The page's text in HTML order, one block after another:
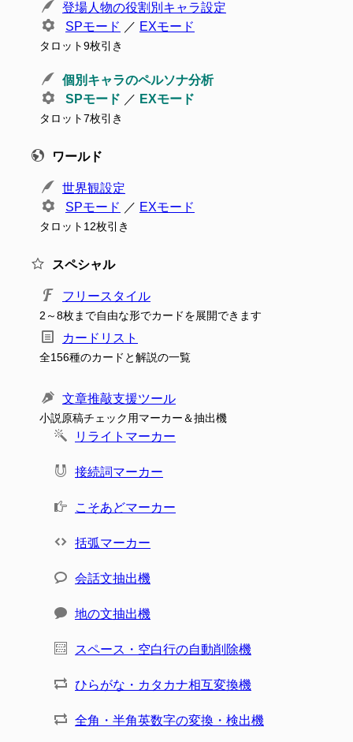
登場人物の役割別キャラ設定
SPモード ／ EXモード
タロット9枚引き
個別キャラのペルソナ分析
SPモード ／ EXモード
タロット7枚引き
ワールド
世界観設定
SPモード ／ EXモード
タロット12枚引き
スペシャル
フリースタイル
2～8枚まで自由な形でカードを展開できます
カードリスト
全156種のカードと解説の一覧
文章推敲支援ツール
小説原稿チェック用マーカー＆抽出機
リライトマーカー
接続詞マーカー
こそあどマーカー
括弧マーカー
会話文抽出機
地の文抽出機
スペース・空白行の自動削除機
ひらがな・カタカナ相互変換機
全角・半角英数字の変換・検出機